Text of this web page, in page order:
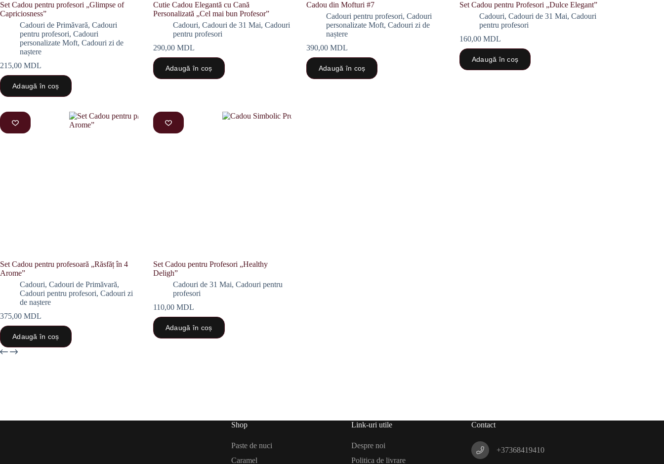
Set Cadou pentru profesori „Glimpse of
Capriciosness”
Cadouri de Primăvară, Cadouri
pentru profesori, Cadouri
personalizate Moft, Cadouri zi de
naștere
215,00 MDL
Adaugă în coș
Cutie Cadou Elegantă cu Cană
Personalizată „Cel mai bun Profesor”
Cadouri, Cadouri de 31 Mai, Cadouri
pentru profesori
290,00 MDL
Adaugă în coș
Cadou din Mofturi #7
Cadouri pentru profesori, Cadouri
personalizate Moft, Cadouri zi de
naștere
390,00 MDL
Adaugă în coș
Set Cadou pentru Profesori „Dulce Elegant”
Cadouri, Cadouri de 31 Mai, Cadouri
pentru profesori
160,00 MDL
Adaugă în coș
Set Cadou pentru profesoară „Răsfăț în 4
Arome”
Cadouri, Cadouri de Primăvară,
Cadouri pentru profesori, Cadouri zi
de naștere
375,00 MDL
Adaugă în coș
Set Cadou pentru Profesori „Healthy
Deligh”
Cadouri de 31 Mai, Cadouri pentru
profesori
110,00 MDL
Adaugă în coș
Shop
Paste de nuci
Caramel
Link-uri utile
Despre noi
Politica de livrare
Contact
+37368419410